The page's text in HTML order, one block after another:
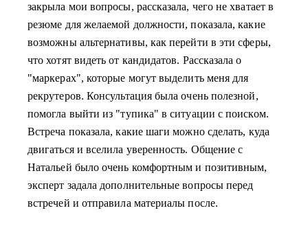
закрыла мои вопросы, рассказала, чего не хватает в
резюме для желаемой должности, показала, какие
возможны альтернативы, как перейти в эти сферы,
что хотят видеть от кандидатов. Рассказала о
"маркерах", которые могут выделить меня для
рекрутеров. Консультация была очень полезной,
помогла выйти из "тупика" в ситуации с поиском.
Встреча показала, какие шаги можно сделать, куда
двигаться и вселила уверенность. Общение с
Натальей было очень комфортным и позитивным,
эксперт задала дополнительные вопросы перед
встречей и отправила материалы после.